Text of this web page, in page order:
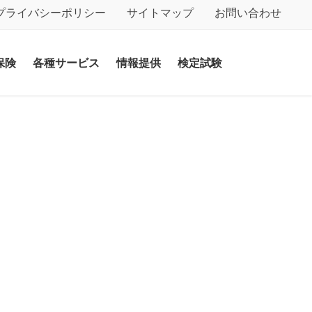
ライバシーポリシー サイトマップ お問い合わせ
険 各種サービス 情報提供 検定試験